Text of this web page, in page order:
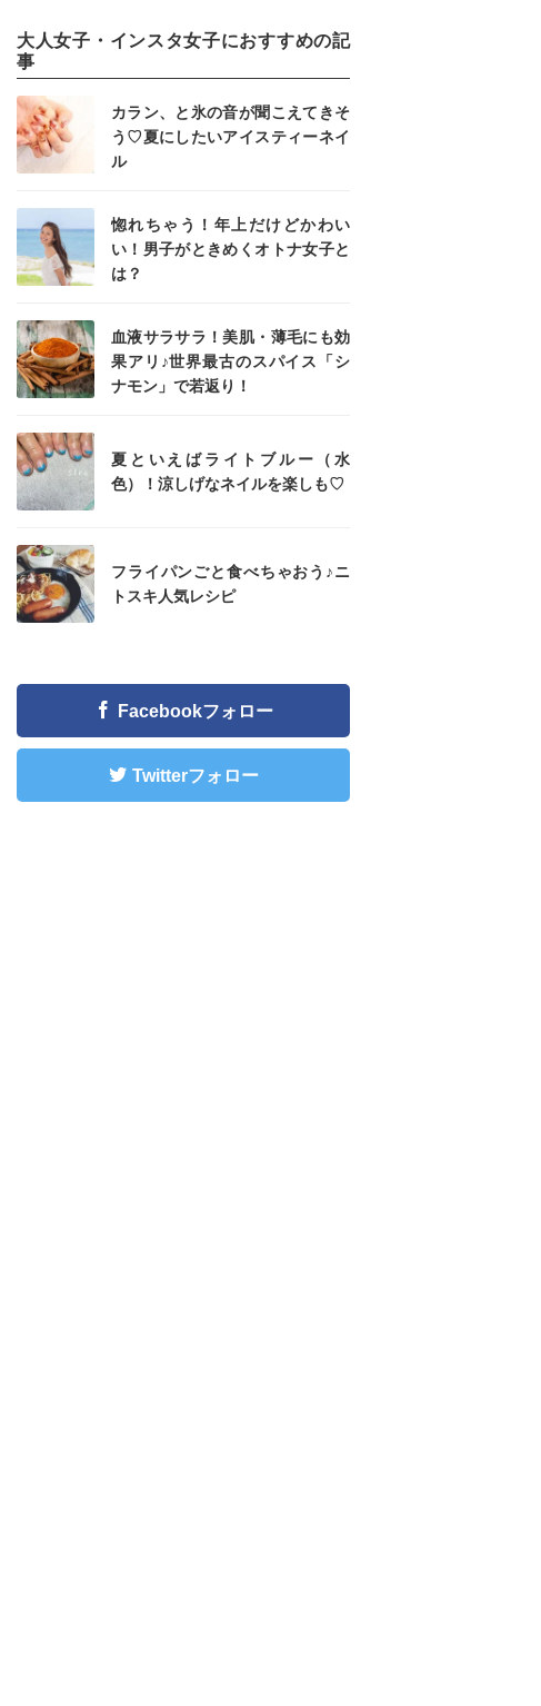
大人女子・インスタ女子におすすめの記
事
カラン、と氷の音が聞こえてきそ
う♡夏にしたいアイスティーネイ
ル
惚れちゃう！年上だけどかわい
い！男子がときめくオトナ女子と
は？
血液サラサラ！美肌・薄毛にも効
果アリ♪世界最古のスパイス「シ
ナモン」で若返り！
夏といえばライトブルー（水
色）！涼しげなネイルを楽しも♡
フライパンごと食べちゃおう♪ニ
トスキ人気レシピ
Facebookフォロー
Twitterフォロー